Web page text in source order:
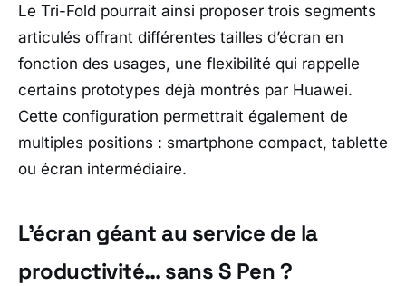
Le Tri-Fold pourrait ainsi proposer trois segments
articulés offrant différentes tailles d’écran en
fonction des usages, une flexibilité qui rappelle
certains prototypes déjà montrés par Huawei.
Cette configuration permettrait également de
multiples positions : smartphone compact, tablette
ou écran intermédiaire.
L’écran géant au service de la
productivité… sans S Pen ?